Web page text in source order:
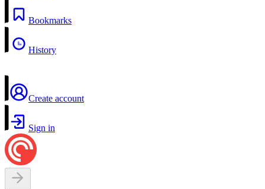
Bookmarks
History
Create account
Sign in